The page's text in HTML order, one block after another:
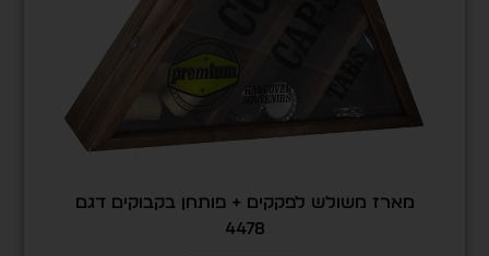
מארז משולש לפקקים + פותחן בקבוקים דגם
4478